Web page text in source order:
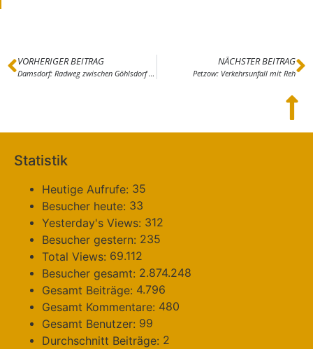
VORHERIGER BEITRAG
Damsdorf: Radweg zwischen Göhlsdorf und Damsdorf eröffnet – Durchgehende Verbindung an L86 zwischen Michelsdorf und Göhlsdorf
NÄCHSTER BEITRAG
Petzow: Verkehrsunfall mit Reh
Statistik
Heutige Aufrufe: 35
Besucher heute: 33
Yesterday's Views: 312
Besucher gestern: 235
Total Views: 69.112
Besucher gesamt: 2.874.248
Gesamt Beiträge: 4.796
Gesamt Kommentare: 480
Gesamt Benutzer: 99
Durchschnitt Beiträge: 2